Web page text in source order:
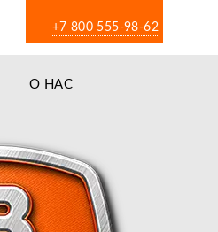
+7 800 555-98-62
О НАС